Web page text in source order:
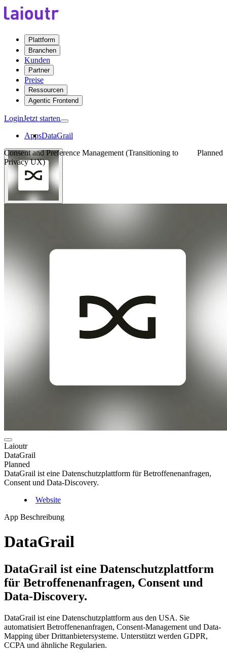
Plattform
Branchen
Kunden
Partner
Preise
Ressourcen
Agentic Frontend
LoginJetzt starten
AppsDataGrail
Consent and Preference Management (Transitioning to
Privacy UX)
Planned
Laioutr
DataGrail
Planned
DataGrail ist eine Datenschutzplattform für Betroffenenanfragen,
Consent und Data-Discovery.
Website
App Beschreibung
DataGrail
DataGrail ist eine Datenschutzplattform
für Betroffenenanfragen, Consent und
Data-Discovery.
DataGrail ist eine Datenschutzplattform aus den USA. Sie
automatisiert Betroffenenanfragen, Consent-Management und Data-
Mapping über Drittanbietersysteme. Unterstützt werden GDPR,
CCPA und ähnliche Regularien.